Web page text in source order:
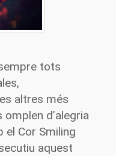
tots
altres més
d’alegria
el Cor Smiling
aquest